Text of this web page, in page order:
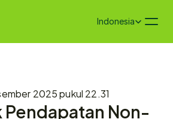
Select Language
Indonesia
2025 pukul 22.31
Pendapatan Non-